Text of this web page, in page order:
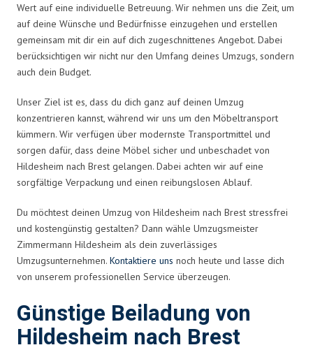
Wert auf eine individuelle Betreuung. Wir nehmen uns die Zeit, um
auf deine Wünsche und Bedürfnisse einzugehen und erstellen
gemeinsam mit dir ein auf dich zugeschnittenes Angebot. Dabei
berücksichtigen wir nicht nur den Umfang deines Umzugs, sondern
auch dein Budget.
Unser Ziel ist es, dass du dich ganz auf deinen Umzug
konzentrieren kannst, während wir uns um den Möbeltransport
kümmern. Wir verfügen über modernste Transportmittel und
sorgen dafür, dass deine Möbel sicher und unbeschadet von
Hildesheim nach Brest gelangen. Dabei achten wir auf eine
sorgfältige Verpackung und einen reibungslosen Ablauf.
Du möchtest deinen Umzug von Hildesheim nach Brest stressfrei
und kostengünstig gestalten? Dann wähle Umzugsmeister
Zimmermann Hildesheim als dein zuverlässiges
Umzugsunternehmen. Kontaktiere uns noch heute und lasse dich
von unserem professionellen Service überzeugen.
Günstige Beiladung von
Hildesheim nach Brest